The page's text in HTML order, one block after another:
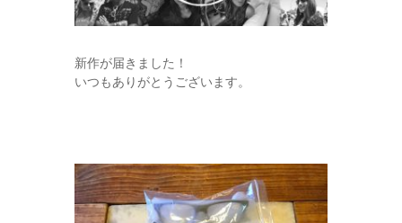
新作が届きました！
いつもありがとうございます。